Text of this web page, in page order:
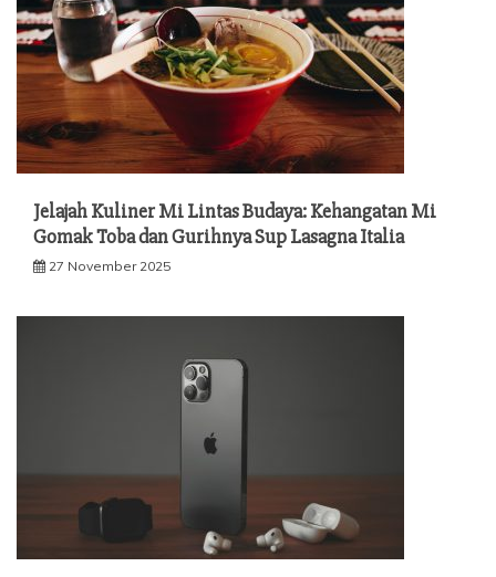
Jelajah Kuliner Mi Lintas Budaya: Kehangatan Mi
Gomak Toba dan Gurihnya Sup Lasagna Italia
27 November 2025